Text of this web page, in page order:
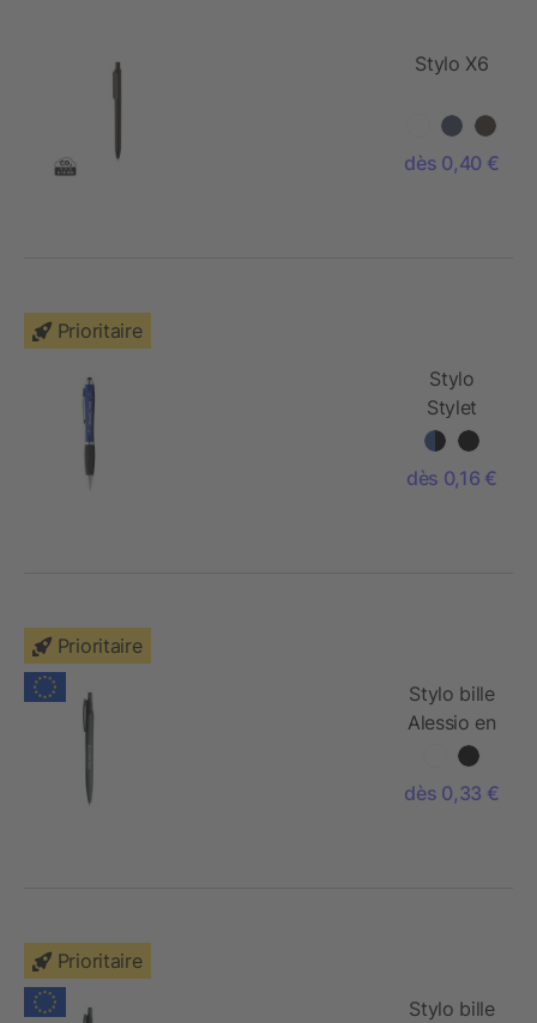
Stylo X6
dès 0,40 €
Prioritaire
Stylo
Stylet
Nash
dès 0,16 €
Prioritaire
Stylo bille
Alessio en
PET
recyclé -
encre
dès 0,33 €
Prioritaire
Stylo bille